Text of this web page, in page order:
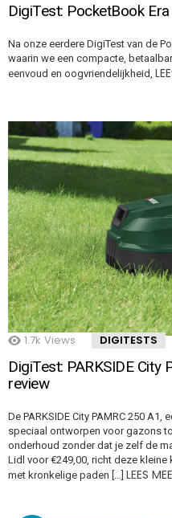
DigiTest: PocketBook
Na onze eerdere DigiTest van de
waarin we een compacte,
eenvoud en oogvriendelijkheid,
1.7k Views DIGITESTS
DigiTest: PARKSIDE
review
De PARKSIDE City PAMRC 250
speciaal ontworpen voor gazons
onderhoud zonder dat je zelf de
Lidl voor €249,00, richt deze
met kronkelige paden […] LEES